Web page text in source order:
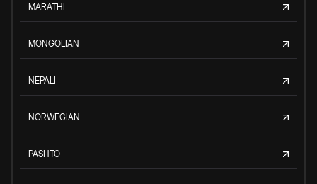
MARATHI
MONGOLIAN
NEPALI
NORWEGIAN
PASHTO